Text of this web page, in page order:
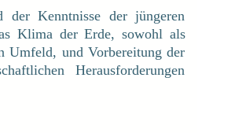
der Kenntnisse der jüngeren
Klima der Erde, sowohl als
Umfeld, und Vorbereitung der
Herausforderungen